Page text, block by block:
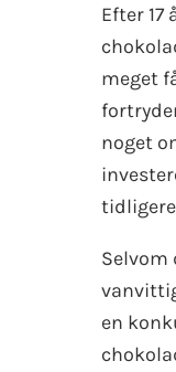
Efter 17
meget
noget
Selvom
en